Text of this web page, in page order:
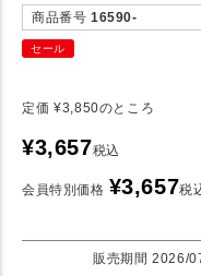
商品番号 16590-
セール
定価 ¥3,850のところ
¥3,657税込
会員特別価格 ¥3,657税
販売期間 2026/